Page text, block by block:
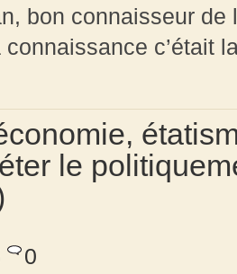
bon connaisseur
connaissance c’était
le
0